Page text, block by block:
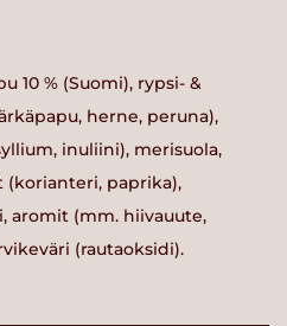
10 % (Suomi), rypsi- &
herne, peruna),
inuliini), merisuola,
(korianteri, paprika),
aromit (mm. hiivauute,
(rautaoksidi).